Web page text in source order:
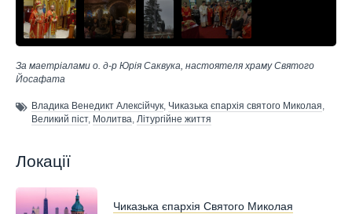
За маетріалами о. д-р Юрія Саквука, настоятеля храму Святого
Йосафата
Владика Венедикт Алексійчук, Чиказька єпархія святого Миколая,
Великий піст, Молитва, Літургійне життя
Локації
Чиказька єпархія Святого Миколая